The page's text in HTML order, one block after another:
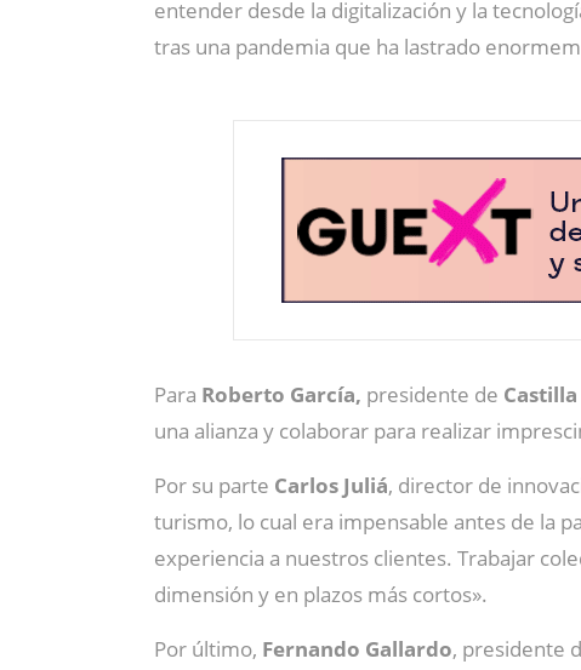
entender desde la digitalización y la
tras una pandemia que ha lastrado
Para Roberto García, presidente de
una alianza y colaborar para realizar
Por su parte Carlos Juliá, director de
turismo, lo cual era impensable antes de la
experiencia a nuestros clientes. Trabajar
dimensión y en plazos más cortos».
Por último, Fernando Gallardo, presidente